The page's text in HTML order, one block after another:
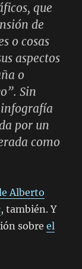
que
de
o cosas
aspectos
o
Sin
por un
como
Alberto
, también. Y
sobreel